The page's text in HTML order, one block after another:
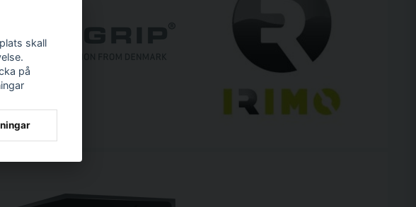
skall
på